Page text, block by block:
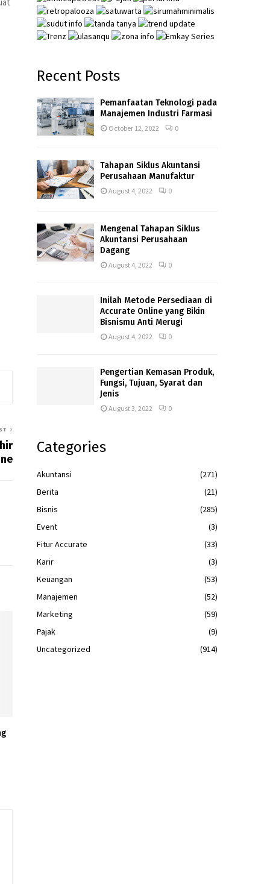
Recent Posts
Pemanfaatan Teknologi pada
Manajemen Industri Farmasi
October 12, 2022 0
Tahapan Siklus Akuntansi
Perusahaan Manufaktur
August 4, 2022 0
Mengenal Tahapan Siklus
Akuntansi Perusahaan
Dagang
August 4, 2022 0
Inilah Metode Persediaan di
Accurate Online yang Bikin
Bisnismu Anti Merugi
August 4, 2022 0
Pengertian Kemasan Produk,
Fungsi, Tujuan, Syarat dan
Jenis
August 3, 2022 0
Categories
Akuntansi
(271)
Berita
(21)
Bisnis
(285)
Event
(3)
Fitur Accurate
(33)
Karir
(3)
Keuangan
(53)
Manajemen
(52)
Marketing
(59)
Pajak
(9)
Uncategorized
(914)